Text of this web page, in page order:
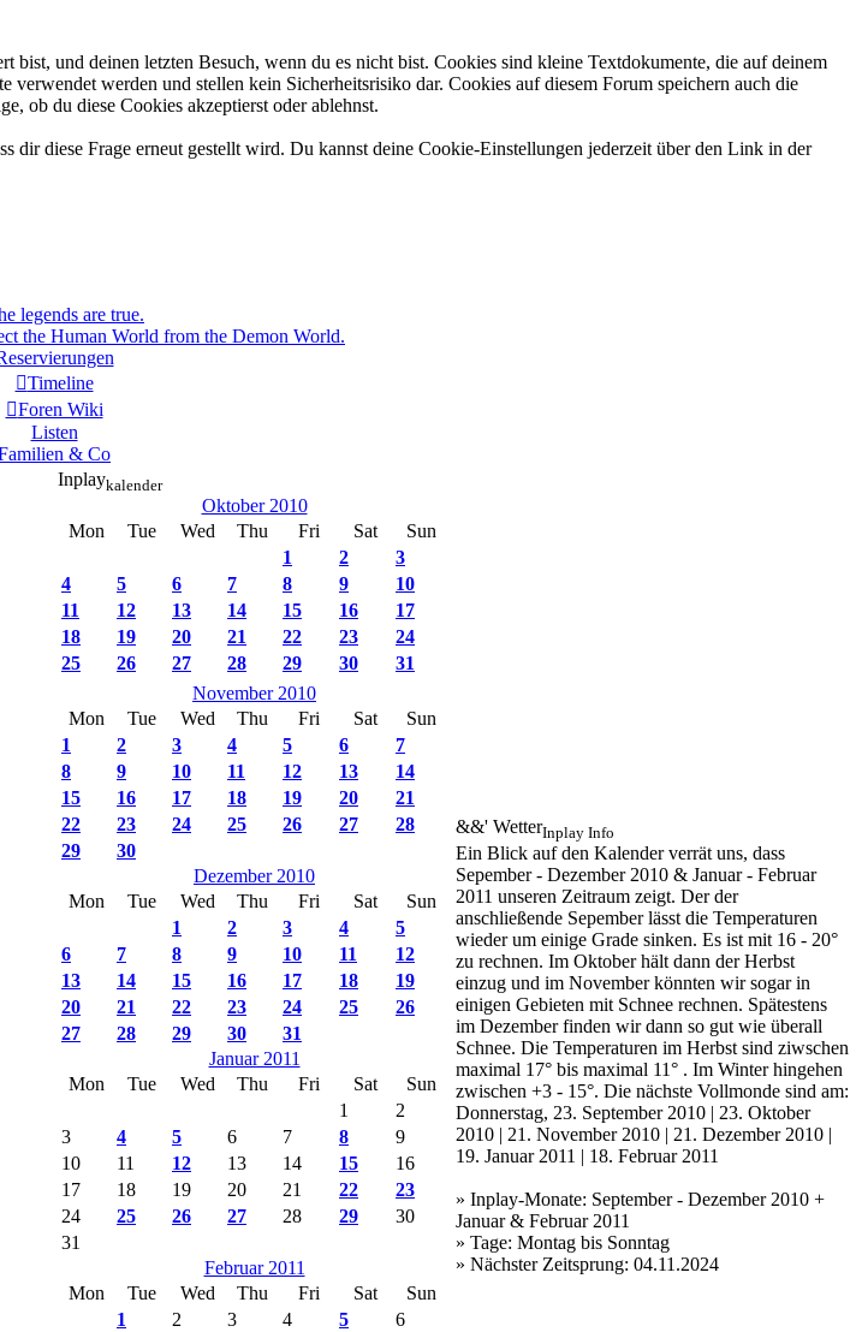
und deinen letzten Besuch, wenn du es nicht bist. Cookies sind kleine Textdokumente, die auf deinem
werden und stellen kein Sicherheitsrisiko dar. Cookies auf diesem Forum speichern auch die
ob du diese Cookies akzeptierst oder ablehnst.
diese Frage erneut gestellt wird. Du kannst deine Cookie-Einstellungen jederzeit über den Link in der
legends are true.
the Human World from the Demon World.
Timeline
Foren Wiki
Listen
& Co
Inplaykalender
Oktober 2010
Mon
Tue Wed Thu Fri Sat
Sun
1
2
3
4
5 6 7 8 9
10
11
12 13 14 15 16
17
18
19 20 21 22 23
24
25
26 27 28 29 30
31
November 2010
Mon
Tue Wed Thu Fri Sat
Sun
1
2 3 4 5 6
7
8
9 10 11 12 13
14
15
16 17 18 19 20
21
22
23 24 25 26 27
28
29
30
Dezember 2010
Mon
Tue Wed Thu Fri Sat
Sun
1
2 3 4
5
6
7 8 9 10 11
12
13
14 15 16 17 18
19
20
21 22 23 24 25
26
27
28 29 30
31
Januar 2011
Mon
Tue Wed Thu Fri Sat
Sun
1
2
3
4 5 6 7 8
9
10
11 12 13 14 15
16
17
18 19 20 21 22
23
24
25 26 27 28 29
30
31
Februar 2011
Mon
Tue Wed Thu Fri Sat
Sun
1
2 3 4 5
6
&&' WetterInplay Info
Ein Blick auf den Kalender verrät uns, dass
Sepember - Dezember 2010 & Januar - Februar
2011 unseren Zeitraum zeigt. Der der
anschließende Sepember lässt die Temperaturen
wieder um einige Grade sinken. Es ist mit 16 - 20°
zu rechnen. Im Oktober hält dann der Herbst
einzug und im November könnten wir sogar in
einigen Gebieten mit Schnee rechnen. Spätestens
im Dezember finden wir dann so gut wie überall
Schnee. Die Temperaturen im Herbst sind ziwschen
maximal 17° bis maximal 11° . Im Winter hingehen
zwischen +3 - 15°. Die nächste Vollmonde sind am:
Donnerstag, 23. September 2010 | 23. Oktober
2010 | 21. November 2010 | 21. Dezember 2010 |
19. Januar 2011 | 18. Februar 2011
» Inplay-Monate: September - Dezember 2010 +
Januar & Februar 2011
» Tage: Montag bis Sonntag
» Nächster Zeitsprung: 04.11.2024